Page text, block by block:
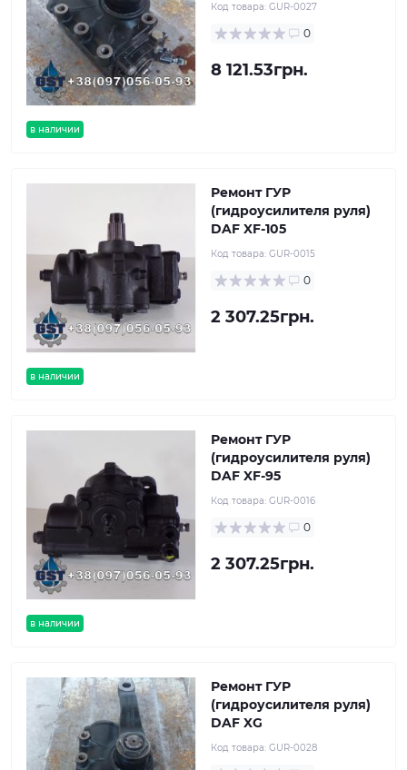
в наличии
Код товара: GUR-0027
0
8 121.53грн.
в наличии
Ремонт ГУР
(гидроусилителя руля)
DAF XF-105
Код товара: GUR-0015
0
2 307.25грн.
в наличии
Ремонт ГУР
(гидроусилителя руля)
DAF XF-95
Код товара: GUR-0016
0
2 307.25грн.
Ремонт ГУР
(гидроусилителя руля)
DAF XG
Код товара: GUR-0028